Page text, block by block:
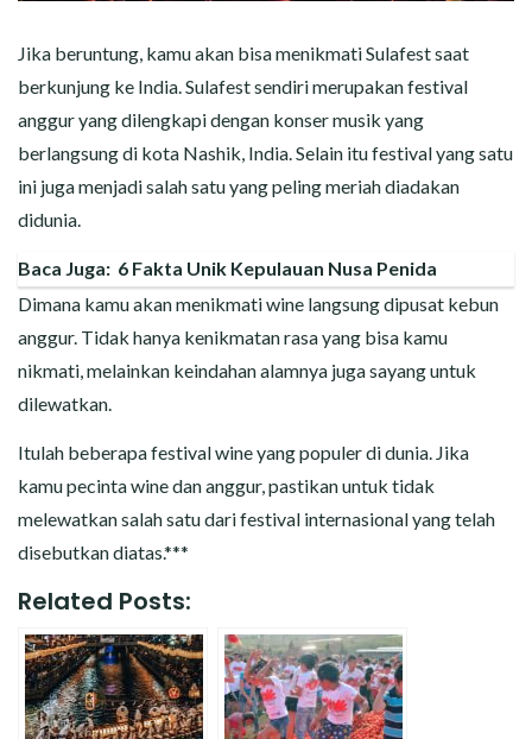
Jika beruntung, kamu akan bisa menikmati Sulafest saat
berkunjung ke India. Sulafest sendiri merupakan festival
anggur yang dilengkapi dengan konser musik yang
berlangsung di kota Nashik, India. Selain itu festival yang satu
ini juga menjadi salah satu yang peling meriah diadakan
didunia.
Baca Juga: 6 Fakta Unik Kepulauan Nusa Penida
Dimana kamu akan menikmati wine langsung dipusat kebun
anggur. Tidak hanya kenikmatan rasa yang bisa kamu
nikmati, melainkan keindahan alamnya juga sayang untuk
dilewatkan.
Itulah beberapa festival wine yang populer di dunia. Jika
kamu pecinta wine dan anggur, pastikan untuk tidak
melewatkan salah satu dari festival internasional yang telah
disebutkan diatas.***
Related Posts: